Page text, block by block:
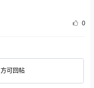
0
方可回帖